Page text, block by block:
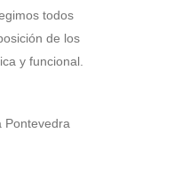
todos
de los
y funcional.